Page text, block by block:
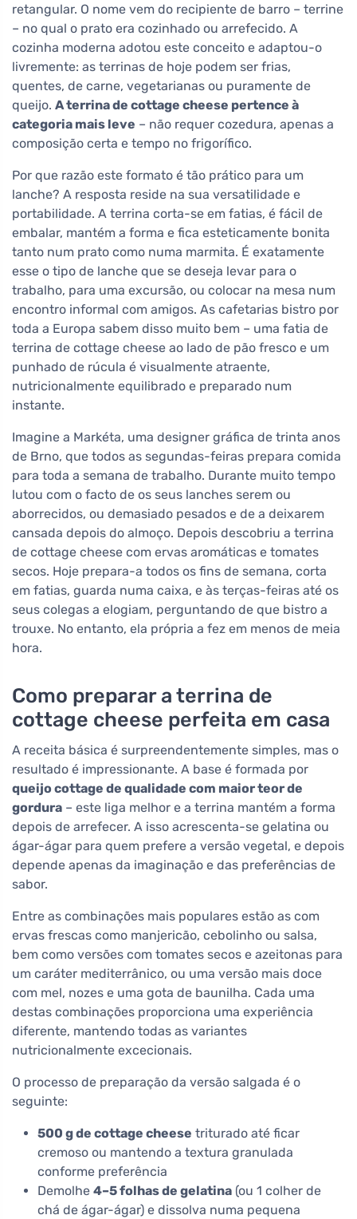
retangular. O nome vem do recipiente de barro – terrine
– no qual o prato era cozinhado ou arrefecido. A
cozinha moderna adotou este conceito e adaptou-o
livremente: as terrinas de hoje podem ser frias,
quentes, de carne, vegetarianas ou puramente de
queijo. A terrina de cottage cheese pertence à
categoria mais leve – não requer cozedura, apenas a
composição certa e tempo no frigorífico.
Por que razão este formato é tão prático para um
lanche? A resposta reside na sua versatilidade e
portabilidade. A terrina corta-se em fatias, é fácil de
embalar, mantém a forma e fica esteticamente bonita
tanto num prato como numa marmita. É exatamente
esse o tipo de lanche que se deseja levar para o
trabalho, para uma excursão, ou colocar na mesa num
encontro informal com amigos. As cafetarias bistro por
toda a Europa sabem disso muito bem – uma fatia de
terrina de cottage cheese ao lado de pão fresco e um
punhado de rúcula é visualmente atraente,
nutricionalmente equilibrado e preparado num
instante.
Imagine a Markéta, uma designer gráfica de trinta anos
de Brno, que todos as segundas-feiras prepara comida
para toda a semana de trabalho. Durante muito tempo
lutou com o facto de os seus lanches serem ou
aborrecidos, ou demasiado pesados e de a deixarem
cansada depois do almoço. Depois descobriu a terrina
de cottage cheese com ervas aromáticas e tomates
secos. Hoje prepara-a todos os fins de semana, corta
em fatias, guarda numa caixa, e às terças-feiras até os
seus colegas a elogiam, perguntando de que bistro a
trouxe. No entanto, ela própria a fez em menos de meia
hora.
Como preparar a terrina de
cottage cheese perfeita em casa
A receita básica é surpreendentemente simples, mas o
resultado é impressionante. A base é formada por
queijo cottage de qualidade com maior teor de
gordura – este liga melhor e a terrina mantém a forma
depois de arrefecer. A isso acrescenta-se gelatina ou
ágar-ágar para quem prefere a versão vegetal, e depois
depende apenas da imaginação e das preferências de
sabor.
Entre as combinações mais populares estão as com
ervas frescas como manjericão, cebolinho ou salsa,
bem como versões com tomates secos e azeitonas para
um caráter mediterrânico, ou uma versão mais doce
com mel, nozes e uma gota de baunilha. Cada uma
destas combinações proporciona uma experiência
diferente, mantendo todas as variantes
nutricionalmente excecionais.
O processo de preparação da versão salgada é o
seguinte:
500 g de cottage cheese triturado até ficar
cremoso ou mantendo a textura granulada
conforme preferência
Demolhe 4–5 folhas de gelatina (ou 1 colher de
chá de ágar-ágar) e dissolva numa pequena